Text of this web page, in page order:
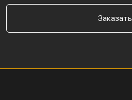
Заказать